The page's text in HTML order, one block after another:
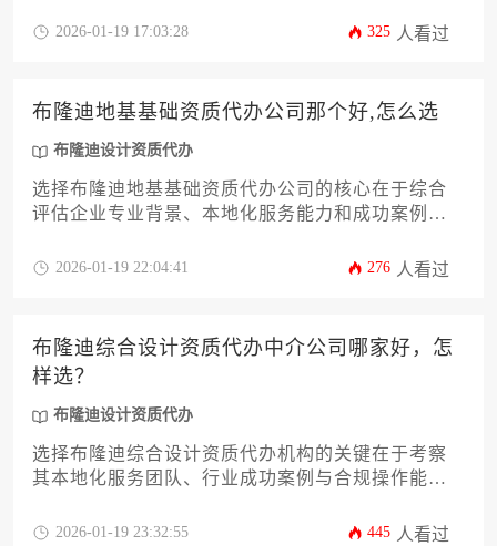
靠性的合作伙伴。
2026-01-19 17:03:28 325 人看过
布隆迪地基基础资质代办公司那个好,怎么选
布隆迪设计资质代办
选择布隆迪地基基础资质代办公司的核心在于综合
评估企业专业背景、本地化服务能力和成功案例，
流程透明度以及售后保障体系。建议通过多方比
涉及布隆迪设计资质代办的业务衔接能力也是重要
考量维度。
2026-01-19 22:04:41 276 人看过
布隆迪综合设计资质代办中介公司哪家好，怎
样选？
布隆迪设计资质代办
选择布隆迪综合设计资质代办机构的关键在于考察
其本地化服务团队、行业成功案例与合规操作能
准透明度及售后保障体系来筛选优质服务商，从而
2026-01-19 23:32:55 445 人看过